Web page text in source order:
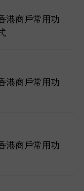
港商戶常用功
港商戶常用功
港商戶常用功